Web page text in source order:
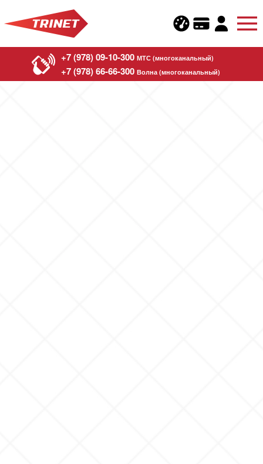
+7 (978) 09-10-300 МТС (многоканальный)
+7 (978) 66-66-300 Волна (многоканальный)